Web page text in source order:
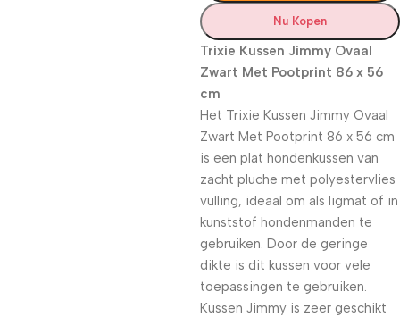
Nu Kopen
Trixie Kussen Jimmy Ovaal
Zwart Met Pootprint 86 x 56
cm
Het Trixie Kussen Jimmy Ovaal
Zwart Met Pootprint 86 x 56 cm
is een plat hondenkussen van
zacht pluche met polyestervlies
vulling, ideaal om als ligmat of in
kunststof hondenmanden te
gebruiken. Door de geringe
dikte is dit kussen voor vele
toepassingen te gebruiken.
Kussen Jimmy is zeer geschikt